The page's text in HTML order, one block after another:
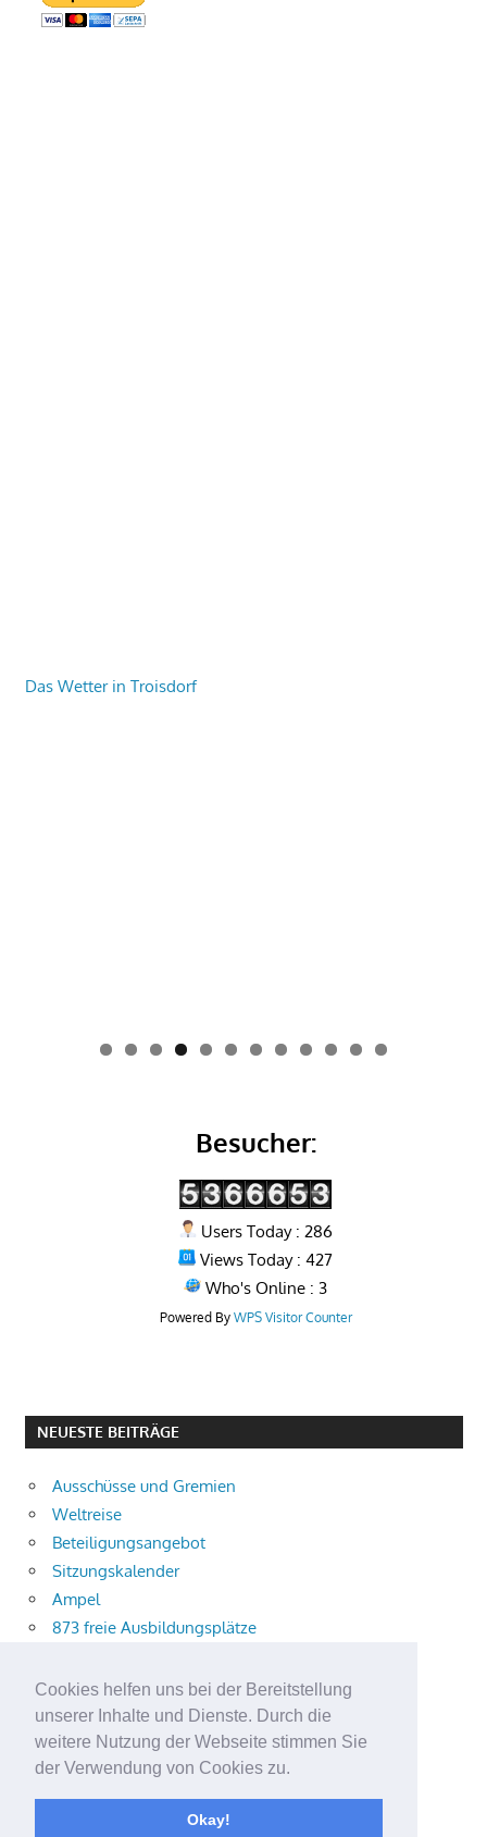
Cookies helfen uns bei der Bereitstellung
unserer Inhalte und Dienste. Durch die
weitere Nutzung der Webseite stimmen Sie
der Verwendung von Cookies zu.
Okay!
Das Wetter in Troisdorf
0 1 2
Besucher:
Users Today : 286
Views Today : 427
Who's Online : 3
Powered By WPS Visitor Counter
NEUESTE BEITRÄGE
Ausschüsse und Gremien
Weltreise
Beteiligungsangebot
Sitzungskalender
Ampel
873 freie Ausbildungsplätze
Aktuelle Verkehrsmeldungen
Terracliff
Wärmeplanung
Demokratie-Tag 2026
Neuer Jahrgang